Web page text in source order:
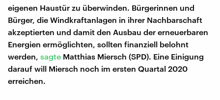
eigenen Haustür zu überwinden. Bürgerinnen und
Bürger, die Windkraftanlagen in ihrer Nachbarschaft
akzeptierten und damit den Ausbau der erneuerbaren
Energien ermöglichten, sollten finanziell belohnt
werden, sagte Matthias Miersch (SPD). Eine Einigung
darauf will Miersch noch im ersten Quartal 2020
erreichen.